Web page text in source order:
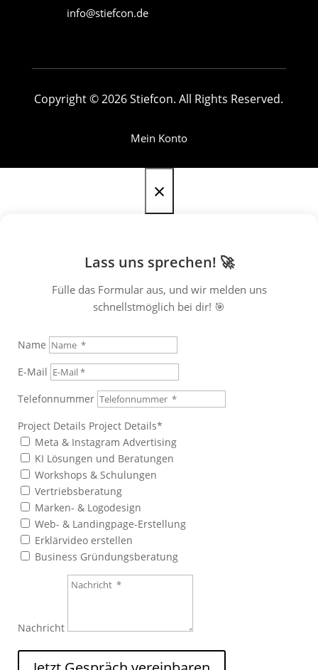
info@stiefcon.de
Copyright © 2026 Stiefcon. All Rights Reserved.
Mein Konto
×
Lass uns sprechen! 🚀
Fülle das Formular aus, und wir melden uns
schnellstmöglich bei dir! 🎯
Name
E-Mail
Telefonnummer
Project Details Project Details
Meta & Instagram Advertising
KI Lösungen und Beratungen
Workshops & Schulungen
Vertriebsberatung
Marken- & Logodesign
Web- & Landingpage-Erstellung
Erklärvideo erstellen
Business Gründungsberatung
Nachricht